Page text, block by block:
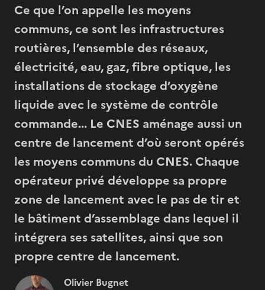
Ce que l’on appelle les moyens
communs, ce sont les infrastructures
routières, l’ensemble des réseaux,
électricité, eau, gaz, fibre optique, les
installations de stockage d’oxygène
liquide avec le système de contrôle
commande... Le CNES aménage aussi un
centre de lancement d’où seront opérés
les moyens communs du CNES. Chaque
opérateur privé développe sa propre
zone de lancement avec le pas de tir et
le bâtiment d’assemblage dans lequel il
intégrera ses satellites, ainsi que son
propre centre de lancement.
Olivier Bugnet